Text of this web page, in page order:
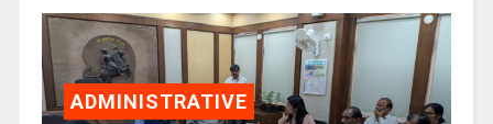
ADMINISTRATIVE